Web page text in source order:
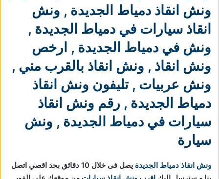
ونش انقاذ دمياط الجديدة , ونش
انقاذ سيارات في دمياط الجديدة ,
ونش في دمياط الجديدة , ارخص
ونش انقاذ , ونش انقاذ بالقرب مني ,
ونش عربيات , تليفون ونش انقاذ
دمياط الجديدة , رقم ونش انقاذ
سيارات في دمياط الجديدة , ونش
سيارة
ونش انقاذ دمياط الجديدة
يصل فى خلال 10 دقائق بحد اقصي اتصل